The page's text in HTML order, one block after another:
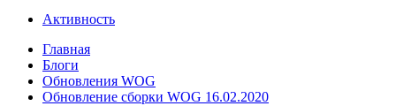
Активность
Главная
Блоги
Обновления WOG
Обновление сборки WOG 16.02.2020